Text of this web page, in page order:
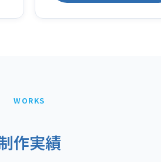
WORKS
作実績